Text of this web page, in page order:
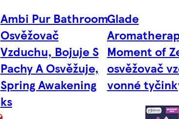
Ambi Pur Bathroom
Osvěžovač
Vzduchu, Bojuje S
Pachy A Osvěžuje,
Spring Awakening
ks
Glade
Moment of
osvěžovač
vonné